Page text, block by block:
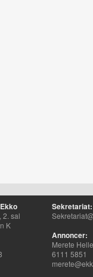
2. sal
K
Sekretariat:
Annoncer:
Merete
6111 5851